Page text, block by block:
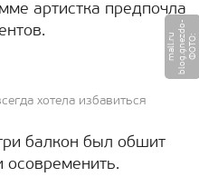
артистка предпочла
Ф
О
Т
О
:
b
l
o
g.
g
n
e
z
d
o
-m
a
l
l.
r
u
хотела избавиться
балкон был обшит
осовременить.